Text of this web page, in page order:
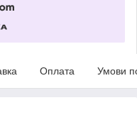
Оплата Умови